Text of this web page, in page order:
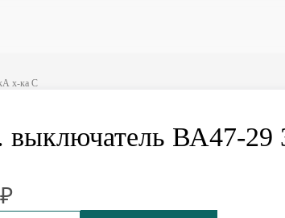
х-ка С
выключатель ВА47-
₽